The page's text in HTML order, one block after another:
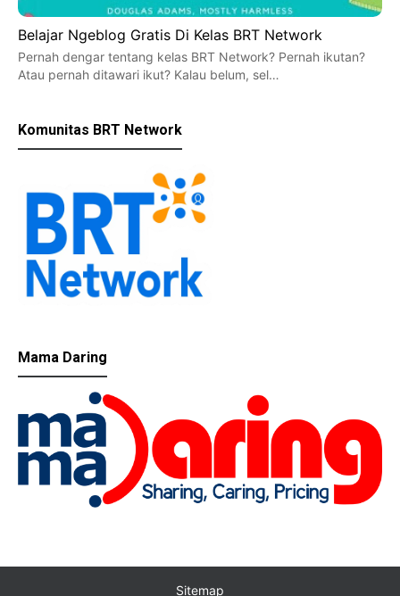
Belajar Ngeblog Gratis Di Kelas BRT Network
Pernah dengar tentang kelas BRT Network? Pernah ikutan?
Atau pernah ditawari ikut? Kalau belum, sel…
Komunitas BRT Network
Mama Daring
Sitemap